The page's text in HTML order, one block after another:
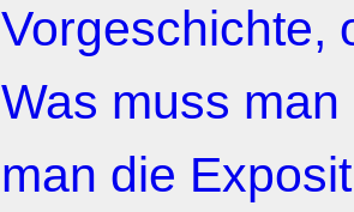
Vorgeschichte,
Was muss
man die